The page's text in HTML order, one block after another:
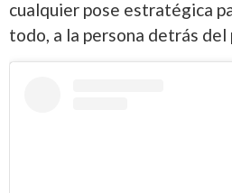
cualquier pose estratégica
todo, a la persona detrás del